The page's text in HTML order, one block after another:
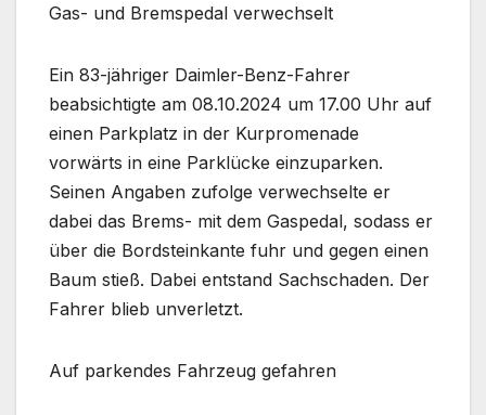
Gas- und Bremspedal verwechselt
Ein 83-jähriger Daimler-Benz-Fahrer
beabsichtigte am 08.10.2024 um 17.00 Uhr auf
einen Parkplatz in der Kurpromenade
vorwärts in eine Parklücke einzuparken.
Seinen Angaben zufolge verwechselte er
dabei das Brems- mit dem Gaspedal, sodass er
über die Bordsteinkante fuhr und gegen einen
Baum stieß. Dabei entstand Sachschaden. Der
Fahrer blieb unverletzt.
Auf parkendes Fahrzeug gefahren